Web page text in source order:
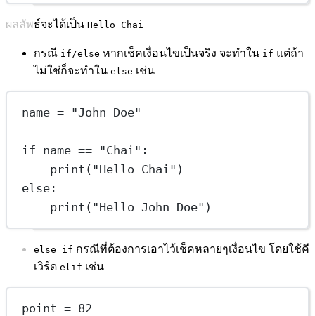
ผลลัพธ์จะได้เป็น Hello Chai
กรณี if/else หากเช็คเงื่อนไขเป็นจริง จะทำใน if แต่ถ้า
ไม่ใช่ก็จะทำใน else เช่น
name = "John Doe"
if name == "Chai" :
print ( "Hello Chai" )
else :
print ( "Hello John Doe" )
else if กรณีที่ต้องการเอาไว้เช็คหลายๆเงื่อนไข โดยใช้คี
เวิร์ด elif เช่น
point = 82